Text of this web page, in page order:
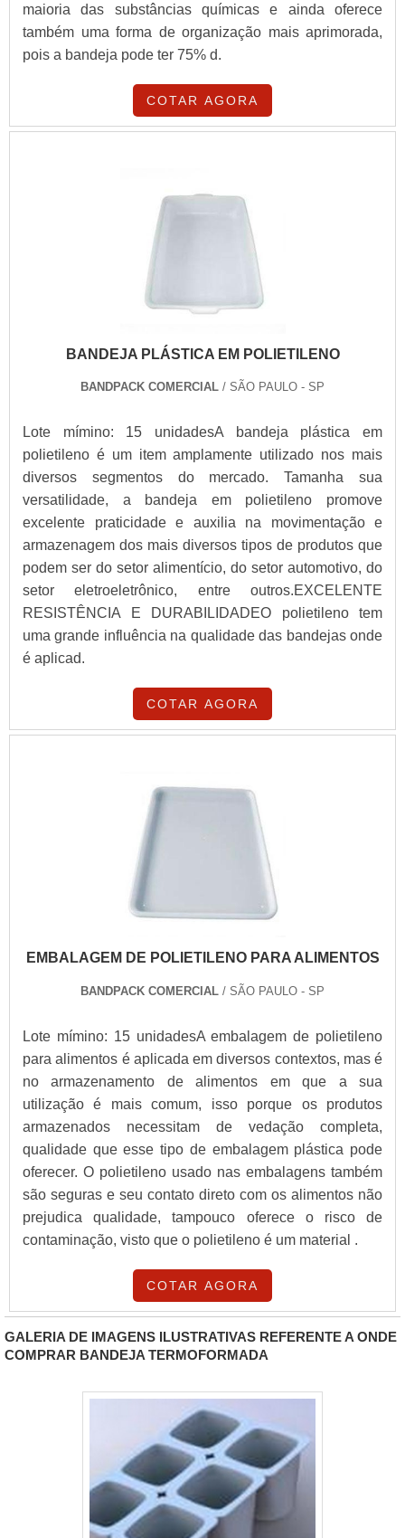
maioria das substâncias químicas e ainda oferece
também uma forma de organização mais aprimorada,
pois a bandeja pode ter 75% d.
COTAR AGORA
BANDEJA PLÁSTICA EM POLIETILENO
BANDPACK COMERCIAL / SÃO PAULO - SP
Lote mímino: 15 unidadesA bandeja plástica em
polietileno é um item amplamente utilizado nos mais
diversos segmentos do mercado. Tamanha sua
versatilidade, a bandeja em polietileno promove
excelente praticidade e auxilia na movimentação e
armazenagem dos mais diversos tipos de produtos que
podem ser do setor alimentício, do setor automotivo, do
setor eletroeletrônico, entre outros.EXCELENTE
RESISTÊNCIA E DURABILIDADEO polietileno tem
uma grande influência na qualidade das bandejas onde
é aplicad.
COTAR AGORA
EMBALAGEM DE POLIETILENO PARA ALIMENTOS
BANDPACK COMERCIAL / SÃO PAULO - SP
Lote mímino: 15 unidadesA embalagem de polietileno
para alimentos é aplicada em diversos contextos, mas é
no armazenamento de alimentos em que a sua
utilização é mais comum, isso porque os produtos
armazenados necessitam de vedação completa,
qualidade que esse tipo de embalagem plástica pode
oferecer. O polietileno usado nas embalagens também
são seguras e seu contato direto com os alimentos não
prejudica qualidade, tampouco oferece o risco de
contaminação, visto que o polietileno é um material .
COTAR AGORA
GALERIA DE IMAGENS ILUSTRATIVAS REFERENTE A ONDE
COMPRAR BANDEJA TERMOFORMADA